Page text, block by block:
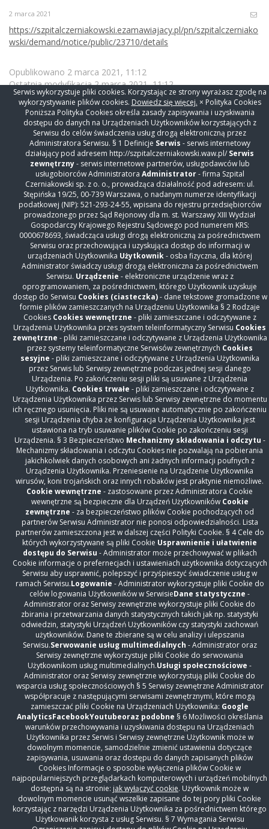
2 marca 2021
https://szpitalczerniakowski.ezamawiajacy.pl/pn/szpitalczerniako
wski/demand/notice/public/23710/details
Opublikowano 2 marca 2021, 11:12
Ostatnia modyfikacja2 marca 2021, 11:12
KONTAKT
Szpital Czerniakowski sp. z o. o.
ul. Stępińska 19/25
00-739 Warszawa
Centrala+48 22 31 86 000
Rejestracja Oddziały+48 22 31 86 306
Rejestracja Przychodnia+48 22 15 01 860
Warszawskie Centrum Kompleksowego Leczenia
Otyłości i Chirurgii Bariatrycznej
Rejestracja+48 514 869 490
otylosc@szpitalczerniakowski.waw.pl
Nasz szpital
Oddziały
Przychodnia
Świadczenia odpłatne
Diagnostyka
Szybka terapia onkologiczna
Z życia szpitala
Z życia lekarza
Opinie i podziękowania pacjentów
Galeria
Inwestycje
Współpraca
Praca i konkursy ofert
Dla mediów
Fundusze unijne
RODO
Cyberbezpieczeństwo
Zamówienia Publiczne
Sprzedaż
BIP
Deklaracja Dostępności
ZNAJDŹ NAS NA
Szpital Czerniakowski sp. z o. o. z siedzibą w Warszawie, ul.
Stępińska 19/25, 00-739 Warszawa, wpisana do rejestru
przedsiębiorców prowadzonego przez Sąd Rejonowy dla
m.st. Warszawy XIII Wydział Gospodarczy Krajowego
Rejestru Sądowego pod numerem KRS: 0000678693, NIP:
521-293-24-55, kapitał zakładowy w wysokości:
Serwis wykorzystuje pliki cookies. Korzystając ze strony wyrażasz zgodę na
wykorzystywanie plików cookies. Dowiedz się więcej. × Polityka Cookies
Poniższa Polityka Cookies określa zasady zapisywania i uzyskiwania
dostępu do danych na Urządzeniach Użytkowników korzystających z
Serwisu do celów świadczenia usług drogą elektroniczną przez
Administratora Serwisu. § 1 Definicje Serwis - serwis internetowy
działający pod adresem http://szpitalczerniakowski.waw.pl/ Serwis
zewnętrzny- serwis internetowe partnerów, usługodawców lub
usługobiorców Administratora Administrator- firma Szpital
Czerniakowski sp. z o. o., prowadząca działalność pod adresem: ul.
Stępińska 19/25, 00-739 Warszawa, o nadanym numerze identyfikacji
podatkowej (NIP): 521-293-24-55, wpisana do rejestru przedsiębiorców
prowadzonego przez Sąd Rejonowy dla m. st. Warszawy XIII Wydział
Gospodarczy Krajowego Rejestru Sądowego pod numerem KRS:
0000678693, świadcząca usługi drogą elektroniczną za pośrednictwem
Serwisu oraz przechowująca i uzyskująca dostęp do informacji w
urządzeniach Użytkownika Użytkownik- osba fizyczna, dla której
Administrator świadczy usługi drogą elektroniczna za pośrednictwem
Serwisu. Urządzenie - elektroniczne urządzenie wraz z
oprogramowaniem, za pośrednictwem, którego Użytkownik uzyskuje
dostęp do Serwisu Cookies (ciasteczka)- dane tekstowe gromadzone w
formie plików zamieszczanych na Urządzeniu Użytkownika § 2 Rodzaje
Cookies Cookies wewnętrzne - pliki zamieszczane i odczytywane z
Urządzenia Użytkownika przes system teleinformatyczny Serwisu Cookies
zewnętrzne - pliki zamieszczane i odczytywane z Urządzenia Użytkownika
przez systemy teleinformatyczne Serwisów zewnętrznych Cookies
sesyjne - pliki zamieszczane i odczytywane z Urządzenia Użytkownika
przez Serwis lub Serwisy zewnętrzne podczas jednej sesji danego
Urządzenia. Po zakończeniu sesji pliki są usuwane z Urządzenia
Użytkownika. Cookies trwałe - pliki zamieszczane i odczytywane z
Urządzenia Użytkownika przez Serwis lub Serwisy zewnętrzne do momentu
ich ręcznego usunięcia. Pliki nie są usuwane automatycznie po zakończeniu
sesji Urządzenia chyba że konfiguracja Urządzenia Użytkownika jest
ustawiona na tryb usuwanie plików Cookie po zakończeniu sesji
Urządzenia. § 3 Bezpieczeństwo Mechanizmy składowania i odczytu -
Mechanizmy składowania i odczytu Cookies nie pozwalają na pobierania
jakichkolwiek danych osobowych ani żadnych informacji poufnych z
Urządzenia Użytkownika. Przeniesienie na Urządzenie Użytkownika
wirusów, koni trojańskich oraz innych robaków jest praktynie niemożliwe.
Cookie wewnętrzne - zastosowane przez Administratora Cookie
wewnętrzne są bezpieczne dla Urządzeń Użytkowników Cookie
zewnętrzne - za bezpieczeństwo plików Cookie pochodzących od
partnerów Serwisu Administrator nie ponosi odpowiedzialności. Lista
partnerów zamieszczona jest w dalszej części Polityki Cookie. § 4 Cele do
których wykorzystywane są pliki Cookie Usprawnienie i ułatwienie
dostępu do Serwisu - Administrator może przechowywać w plikach
Cookie informacje o prefernecjach i ustawieniach użytkownika dotyczących
Serwisu aby usprawnić, polepszyć i przyśpieszyć świadczenie usług w
ramach Serwisu.Logowanie - Administrator wykorzystuje pliki Cookie do
celów logowania Użytkowników w SerwisieDane statystyczne -
Administrator oraz Serwisy zewnętrzne wykorzystuje pliki Cookie do
zbirania i przetwarzania danych statystycznych takich jak np. statystyki
odwiedzin, statystyki Urządzeń Użytkowników czy statystyki zachowań
użytkowników. Dane te zbierane są w celu analizy i ulepszania
Serwisu.Serwowanie usług multimedialnych - Administrator oraz
Serwisy zewnętrzne wykorzystuje pliki Cookie do serwowania
Użytkownikom usług multimedialnych.Usługi społecznościowe -
Administrator oraz Serwisy zewnętrzne wykorzystują pliki Cookie do
wsparcia usług społecznościowych § 5 Serwisy zewnętrzne Administrator
współpracuje z następującymi serwisami zewnętrznymi, które mogą
zamieszczać pliki Cookie na Urządzeniach Użytkownika: Google
AnalyticsFacebookYoutubeoraz podobne § 6 Możliwości określania
warunków przechowywania i uzyskiwania dostępu na Urządzeniach
Użytkownika przez Serwis i Serwisy zewnętrzne Użytkownik może w
dowolnym momencie, samodzielnie zmienić ustawienia dotyczące
zapisywania, usuwania oraz dostępu do danych zapisanych plików
Cookies Informacje o sposobie wyłączenia plików Cookie w
najpopularniejszych przeglądarkach komputerowych i urządzeń mobilnych
dostępna są na stronie: jak wyłączyć cookie. Użytkownik może w
dowolnym momencie usunąć wszelkie zapisane do tej pory pliki Cookie
korzystając z narzędzi Urządzenia Użytkownika za pośrednictwem którego
Użytkowanik korzysta z usług Serwisu. § 7 Wymagania Serwisu